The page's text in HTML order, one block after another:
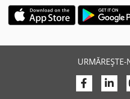
URMĂREȘTE-